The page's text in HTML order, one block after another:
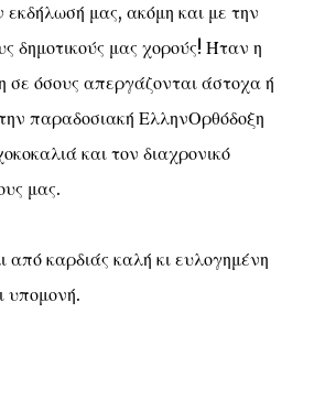
μας, ακόμη και με την
δημοτικούς μας χορούς! Ήταν η
σε όσους απεργάζονται άστοχα ή
παραδοσιακή ΕλληνΟρθόδοξη
και τον διαχρονικό
μας.
από καρδιάς καλή κι ευλογημένη
υπομονή.